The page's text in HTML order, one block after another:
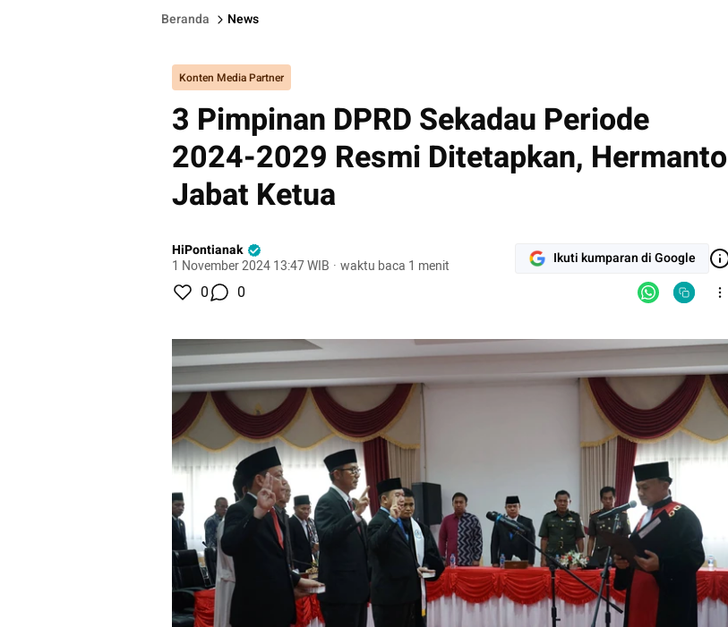
Beranda News
Konten Media Partner
3 Pimpinan DPRD Sekadau Periode
2024-2029 Resmi Ditetapkan, Hermanto
Jabat Ketua
HiPontianak
1 November 2024 13:47 WIB · waktu baca 1 menit Ikuti kumparan di Google
0 0